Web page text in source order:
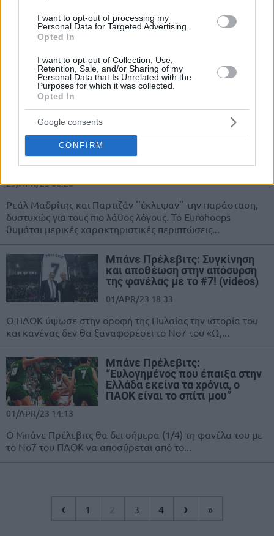
I want to opt-out of processing my
Personal Data for Targeted Advertising.
Opted In
I want to opt-out of Collection, Use,
Retention, Sale, and/or Sharing of my
Personal Data that Is Unrelated with the
Purposes for which it was collected.
Opted In
Google consents
CONFIRM
Στογιάκοβιτς και Μπάνε
Πρέλεβιτς στο πλευρό της
07/JUN/23 12:55
Oι θρύλοι του ΠΑΟΚ, Μπάνε Πρέλεβιτς και Πέτζα
Στογιάκοβιτς, θα σταθούν στο πλευρό της ομάδας ενόψει
του Game 2...
Το ξύλο (δεν) βγήκε από τον
παρκέ που προκάλεσαν
αίσθηση (videos)
29/APR/23 08:20
Ρεάλ Μαδρίτης και Παρτιζάν ''έκλεψαν'' την παράσταση,
δυστυχώς για τους πιο λάθος λόγους. Το Eurohoops
θυμάται μερικές χαρακτηριστικές περιπτώσεις...
Μπάνε Πρέλεβιτς: Συγκίνηση
και αποθέωση στην απόσυρση
της φανέλας με το #7! (videos)
01/APR/23 18:33
Ο ΠΑΟΚ ύψωσε στην οροφή της Πυλαίας την ιστορία του
και κανένας δεν θα ξαναφορέσει το Νο7 του «Ω,...
Μπάνε Πρέλεβιτς:
“Ευλογημένος που έπαιξα στην
Ελλάδα εκείνα τα χρόνια, ο
ΠΑΟΚ είναι το σπίτι μου”
01/APR/23 14:13
Ο Μπάνε Πρέλεβιτς θα δει σήμερα (1/4) τη φανέλα του με
το Νο7 του ΠΑΟΚ να αποσύρεται από το...
‹ 1 2 3 4 › »